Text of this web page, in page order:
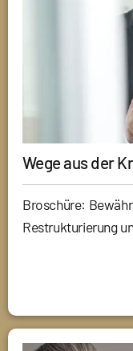
Wege aus der
Broschüre:
Restrukturierung